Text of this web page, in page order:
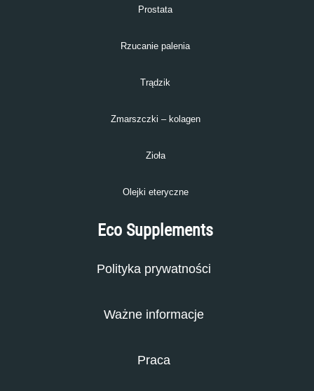
Prostata
Rzucanie palenia
Trądzik
Zmarszczki – kolagen
Zioła
Olejki eteryczne
Eco Supplements
Polityka prywatności
Ważne informacje
Praca